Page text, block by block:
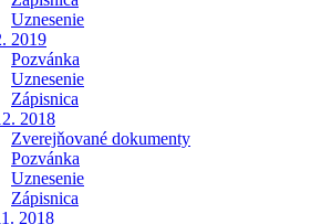
Uznesenie
2019
Pozvánka
Uznesenie
Zápisnica
2018
Zverejňované dokumenty
Pozvánka
Uznesenie
Zápisnica
2018